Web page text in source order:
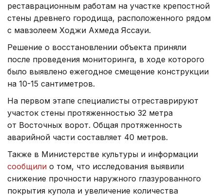
реставрационным работам на участке крепостной
стены древнего городища, расположенного рядом
с мавзолеем Ходжи Ахмеда Яссауи.
Решение о восстановлении объекта приняли
после проведения мониторинга, в ходе которого
было выявлено ежегодное смещение конструкции
на 10-15 сантиметров.
На первом этапе специалисты отреставрируют
участок стены протяженностью 32 метра
от Восточных ворот. Общая протяженность
аварийной части составляет 40 метров.
Также в Министерстве культуры и информации
сообщили о том, что исследования выявили
снижение прочности наружного глазурованного
покрытия купола и увеличение количества